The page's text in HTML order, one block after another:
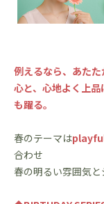
例えるなら、あた
心と、心地よく上
も躍る。
春のテーマは
合わせ
春の明るい雰囲気と